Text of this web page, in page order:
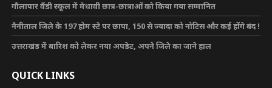
गौलापार वैंडी स्कूल में मेधावी छात्र-छात्राओं को किया गया सम्मानित
नैनीताल जिले के 197 होम स्टे पर छापा, 150 से ज्यादा को नोटिस और कई होंगे बंद !
उत्तराखंड में बारिश को लेकर नया अपडेट, अपने जिले का जाने हाल
QUICK LINKS